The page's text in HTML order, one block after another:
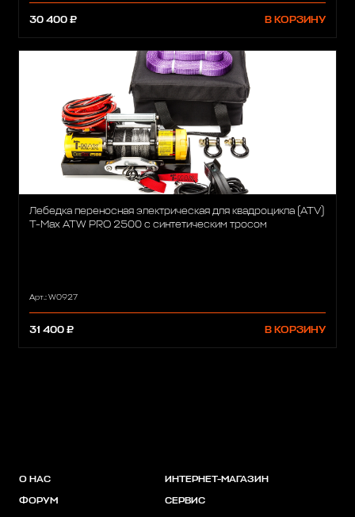
30 400 ₽ В КОРЗИНУ
Лебедка переносная электрическая для квадроцикла (ATV)
T-Max ATW PRO 2500 с синтетическим тросом
Арт.: W0927
31 400 ₽ В КОРЗИНУ
О НАС
ФОРУМ
ИНТЕРНЕТ-МАГАЗИН
СЕРВИС